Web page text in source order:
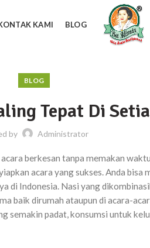
KAMI BLOG
BLOG
Tepat Di
by Administrator
berkesan tanpa memakan
acara yang sukses. Anda bisa
di Indonesia. Nasi yang
baik dirumah ataupun di acara-
semakin padat, konsumsi untuk